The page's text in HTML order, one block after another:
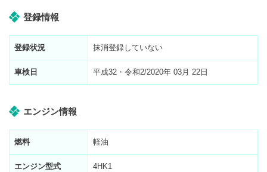
登録情報
登録状況 抹消登録していない
車検日 平成32・令和2/2020年 03月 22日
エンジン情報
燃料 軽油
エンジン型式 4HK1